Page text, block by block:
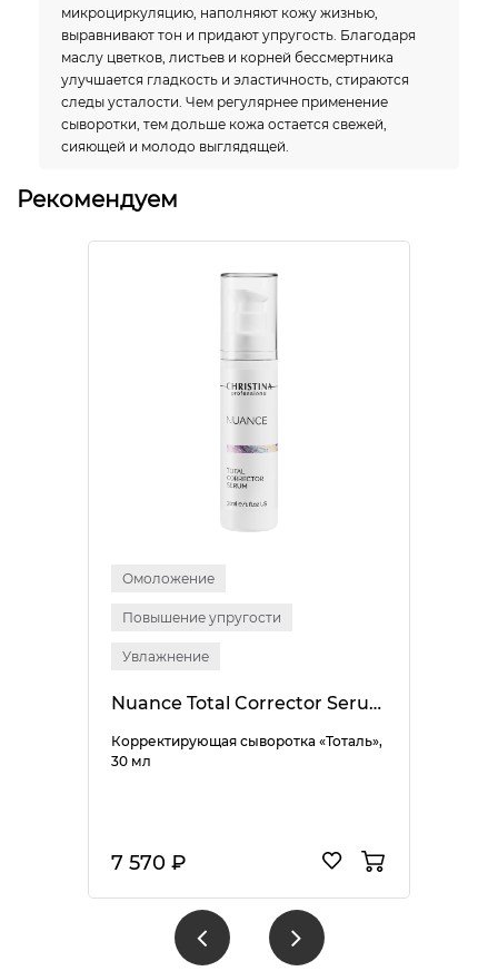
микроциркуляцию, наполняют кожу жизнью,
выравнивают тон и придают упругость. Благодаря
маслу цветков, листьев и корней бессмертника
улучшается гладкость и эластичность, стираются
следы усталости. Чем регулярнее применение
сыворотки, тем дольше кожа остается свежей,
сияющей и молодо выглядящей.
Рекомендуем
Омоложение
Повышение упругости
Увлажнение
Nuance Total Corrector Serum
Корректирующая сыворотка «Тоталь»,
30 мл
7 570 ₽